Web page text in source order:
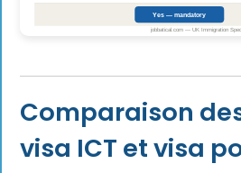
Comparaison
visa ICT et visa